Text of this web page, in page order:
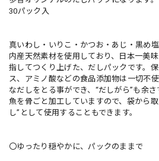
30パック入
真いわし・いりこ・かつお・あじ・黒め
内産天然素材を使用しており、日本一美
指してつくり上げた、だしパックです。
ス、アミノ酸などの食品添加物は一切不
なだしをとる事ができ、“だしがら”も余
魚を骨ごと加工していますので、袋から
し”として使用することもできます。
〇ゆったり穏やかに、パックのままで